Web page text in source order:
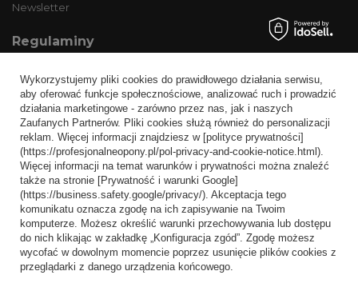
Newsletter
Regulaminy
Wysyłka
Sposoby płatności i prowizje
Regulamin
Polityka prywatności
Odstąpienie od umowy
Popularne kategorie
Opony bezdętkowe
Opony dętkowe
Wykorzystujemy pliki cookies do prawidłowego działania serwisu,
aby oferować funkcje społecznościowe, analizować ruch i prowadzić
działania marketingowe - zarówno przez nas, jak i naszych
Zaufanych Partnerów. Pliki cookies służą również do personalizacji
reklam. Więcej informacji znajdziesz w [polityce prywatności]
(https://profesjonalneopony.pl/pol-privacy-and-cookie-notice.html).
Więcej informacji na temat warunków i prywatności można znaleźć
także na stronie [Prywatność i warunki Google]
(https://business.safety.google/privacy/). Akceptacja tego
komunikatu oznacza zgodę na ich zapisywanie na Twoim
komputerze. Możesz określić warunki przechowywania lub dostępu
do nich klikając w zakładkę „Konfiguracja zgód”. Zgodę możesz
wycofać w dowolnym momencie poprzez usunięcie plików cookies z
przeglądarki z danego urządzenia końcowego.